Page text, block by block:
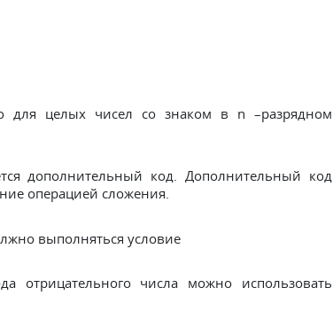
для целых чисел со знаком в n –разрядном
дополнительный код. Дополнительный код
операцией сложения.
выполняться условие
отрицательного числа можно использовать